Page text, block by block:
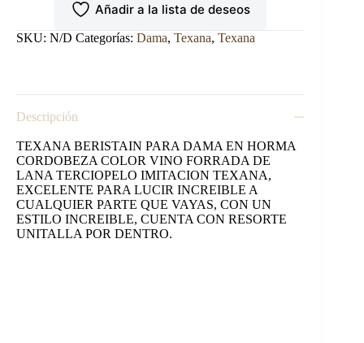
cantidad
Añadir a la lista de deseos
SKU: N/D Categorías: Dama, Texana, Texana
Descripción
TEXANA BERISTAIN PARA DAMA EN HORMA
CORDOBEZA COLOR VINO FORRADA DE
LANA TERCIOPELO IMITACION TEXANA,
EXCELENTE PARA LUCIR INCREIBLE A
CUALQUIER PARTE QUE VAYAS, CON UN
ESTILO INCREIBLE, CUENTA CON RESORTE
UNITALLA POR DENTRO.